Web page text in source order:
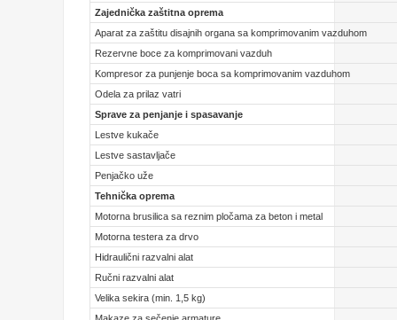
Zajednička zaštitna oprema
Aparat za zaštitu disajnih organa sa komprimovanim vazduhom
Rezervne boce za komprimovani vazduh
Kompresor za punjenje boca sa komprimovanim vazduhom
Odela za prilaz vatri
Sprave za penjanje i spasavanje
Lestve kukače
Lestve sastavljače
Penjačko uže
Tehnička oprema
Motorna brusilica sa reznim pločama za beton i metal
Motorna testera za drvo
Hidraulični razvalni alat
Ručni razvalni alat
Velika sekira (min. 1,5 kg)